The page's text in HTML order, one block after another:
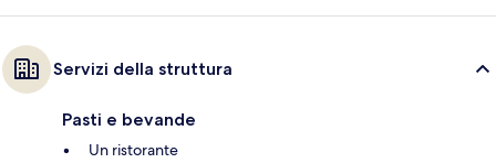
Servizi della struttura
Pasti e bevande
Un ristorante